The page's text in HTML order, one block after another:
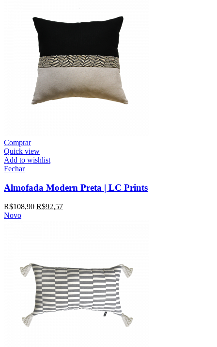
Comprar
Quick view
Add to wishlist
Fechar
Almofada Modern Preta | LC Prints
R$108,90 R$92,57
Novo